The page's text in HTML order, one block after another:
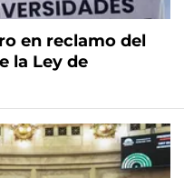
en reclamo del
la Ley de